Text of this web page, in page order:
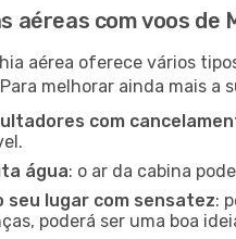
aéreas com voos de
aérea oferece vários
melhorar ainda mais a
com
água: o ar da cabina
seu lugar com sensatez:
poderá ser uma boa